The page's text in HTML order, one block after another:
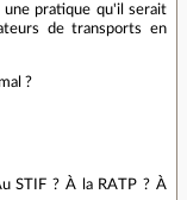
pratique qu'il serait
de transports en
?
STIF ? À la RATP ? À